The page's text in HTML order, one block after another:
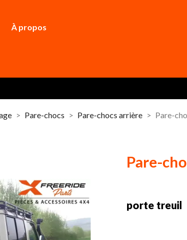
À propos
Pare-chocs Pare-chocs arrière Pare-
Pare-
porte treuil